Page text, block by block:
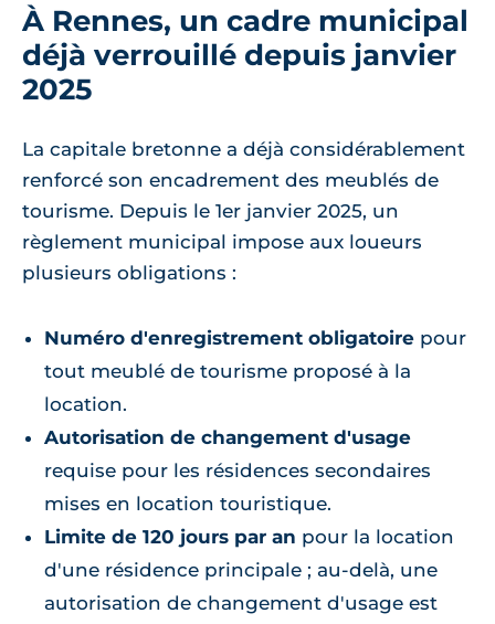
À Rennes, un cadre municipal
déjà verrouillé depuis janvier
2025
La capitale bretonne a déjà considérablement
renforcé son encadrement des meublés de
tourisme. Depuis le 1er janvier 2025, un
règlement municipal impose aux loueurs
plusieurs obligations :
Numéro d'enregistrement obligatoire pour
tout meublé de tourisme proposé à la
location.
Autorisation de changement d'usage
requise pour les résidences secondaires
mises en location touristique.
Limite de 120 jours par an pour la location
d'une résidence principale ; au-delà, une
autorisation de changement d'usage est